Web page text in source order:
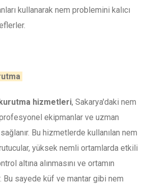
kullanarak nem problemini kalıcı
hizmetleri, Sakarya'daki nem
ekipmanlar ve uzman
Bu hizmetlerde kullanılan nem
yüksek nemli ortamlarda etkili
altına alınmasını ve ortamın
Bu sayede küf ve mantar gibi nem